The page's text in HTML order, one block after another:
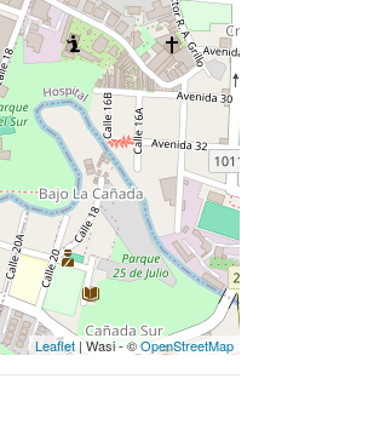
Leaflet| Wasi - ©OpenStreetMap